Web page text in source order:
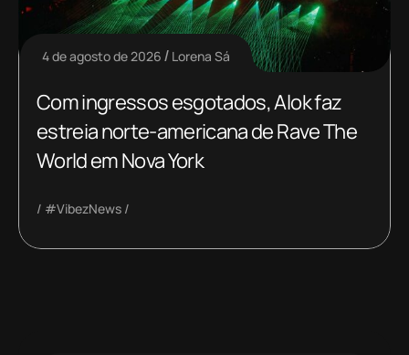
4 de agosto de 2026 Lorena Sá
Com ingressos esgotados, Alok faz
estreia norte-americana de Rave The
World em Nova York
#VibezNews